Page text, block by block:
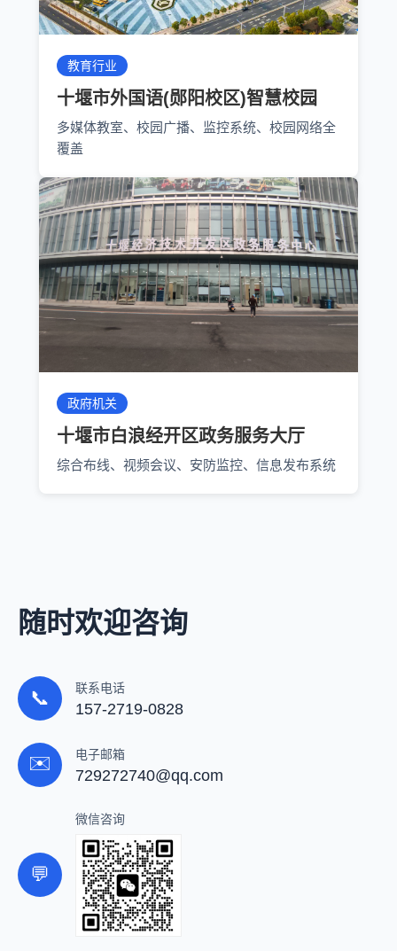
教育行业
十堰市外国语(郧阳校区)智慧校园
多媒体教室、校园广播、监控系统、校园网络全
覆盖
政府机关
十堰市白浪经开区政务服务大厅
综合布线、视频会议、安防监控、信息发布系统
随时欢迎咨询
📞 联系电话
157-2719-0828
✉️ 电子邮箱
729272740@qq.com
💬
微信咨询